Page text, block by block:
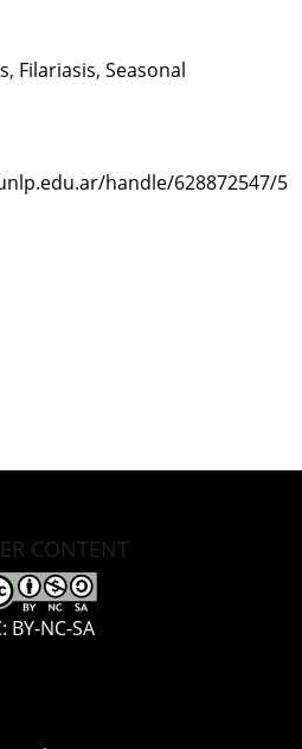
, Filariasis, Seasonal
handle/628872547/5
CONTENT
BY-NC-SA